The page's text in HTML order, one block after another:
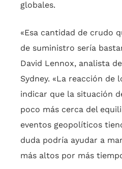
globales.
«Esa cantidad de crudo
de suministro sería
David Lennox, analista
Sydney. «La reacción de
indicar que la situación
poco más cerca del
eventos geopolíticos
duda podría ayudar a
más altos por más